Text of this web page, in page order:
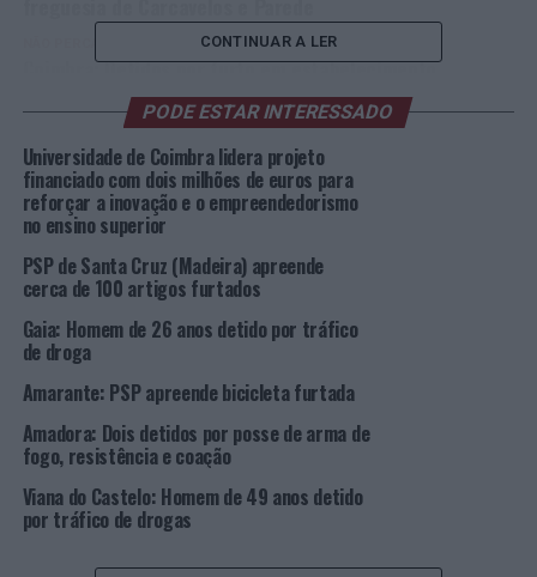
Coimbra: Detidos por furto em estabelecimento
CONTINUAR A LER
PODE ESTAR INTERESSADO
Universidade de Coimbra lidera projeto
financiado com dois milhões de euros para
reforçar a inovação e o empreendedorismo
no ensino superior
PSP de Santa Cruz (Madeira) apreende
cerca de 100 artigos furtados
Gaia: Homem de 26 anos detido por tráfico
de droga
Amarante: PSP apreende bicicleta furtada
Amadora: Dois detidos por posse de arma de
fogo, resistência e coação
Viana do Castelo: Homem de 49 anos detido
por tráfico de drogas